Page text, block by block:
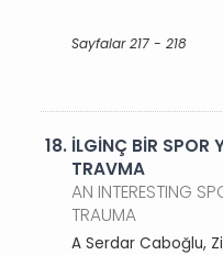
Sayfalar 217 - 218
18. İLGİNÇ BİR SPOR
TRAVMA
AN INTERESTING
TRAUMA
A Serdar Caboğlu,